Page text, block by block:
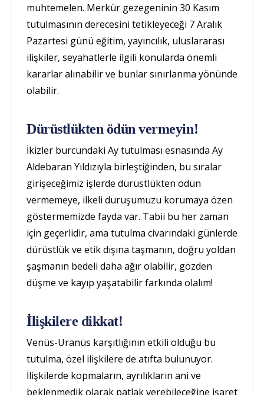
muhtemelen. Merkür gezegeninin 30 Kasım
tutulmasının derecesini tetikleyeceği 7 Aralık
Pazartesi günü eğitim, yayıncılık, uluslararası
ilişkiler, seyahatlerle ilgili konularda önemli
kararlar alınabilir ve bunlar sınırlanma yönünde
olabilir.
Dürüstlükten ödün vermeyin!
İkizler burcundaki Ay tutulması esnasında Ay
Aldebaran Yıldızıyla birleştiğinden, bu sıralar
girişeceğimiz işlerde dürüstlükten ödün
vermemeye, ilkeli duruşumuzu korumaya özen
göstermemizde fayda var. Tabii bu her zaman
için geçerlidir, ama tutulma civarındaki günlerde
dürüstlük ve etik dışına taşmanın, doğru yoldan
şaşmanın bedeli daha ağır olabilir, gözden
düşme ve kayıp yaşatabilir farkında olalım!
İlişkilere dikkat!
Venüs-Uranüs karşıtlığının etkili olduğu bu
tutulma, özel ilişkilere de atıfta bulunuyor.
İlişkilerde kopmaların, ayrılıkların ani ve
beklenmedik olarak patlak verebileceğine işaret